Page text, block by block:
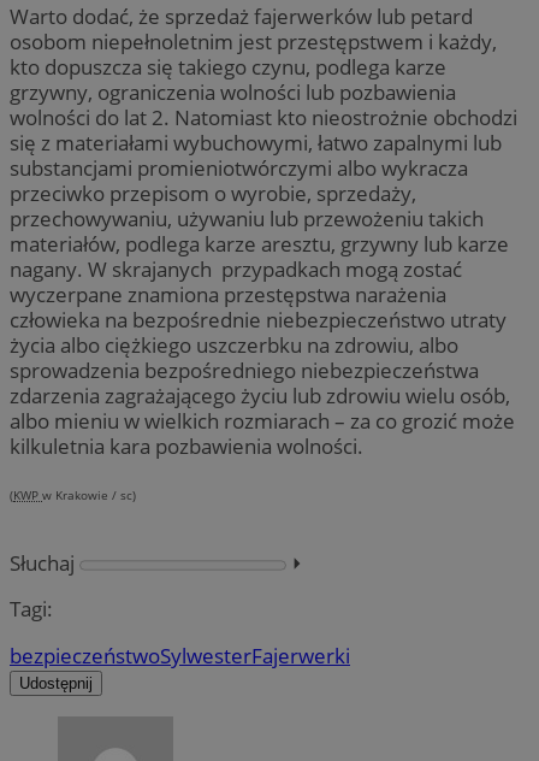
Warto dodać, że sprzedaż fajerwerków lub petard
osobom niepełnoletnim jest przestępstwem i każdy,
kto dopuszcza się takiego czynu, podlega karze
grzywny, ograniczenia wolności lub pozbawienia
wolności do lat 2. Natomiast kto nieostrożnie obchodzi
się z materiałami wybuchowymi, łatwo zapalnymi lub
substancjami promieniotwórczymi albo wykracza
przeciwko przepisom o wyrobie, sprzedaży,
przechowywaniu, używaniu lub przewożeniu takich
materiałów, podlega karze aresztu, grzywny lub karze
nagany. W skrajanych przypadkach mogą zostać
wyczerpane znamiona przestępstwa narażenia
człowieka na bezpośrednie niebezpieczeństwo utraty
życia albo ciężkiego uszczerbku na zdrowiu, albo
sprowadzenia bezpośredniego niebezpieczeństwa
zdarzenia zagrażającego życiu lub zdrowiu wielu osób,
albo mieniu w wielkich rozmiarach – za co grozić może
kilkuletnia kara pozbawienia wolności.
(KWP w Krakowie / sc)
Słuchaj
⏵︎
Tagi:
bezpieczeństwoSylwesterFajerwerki
Udostępnij